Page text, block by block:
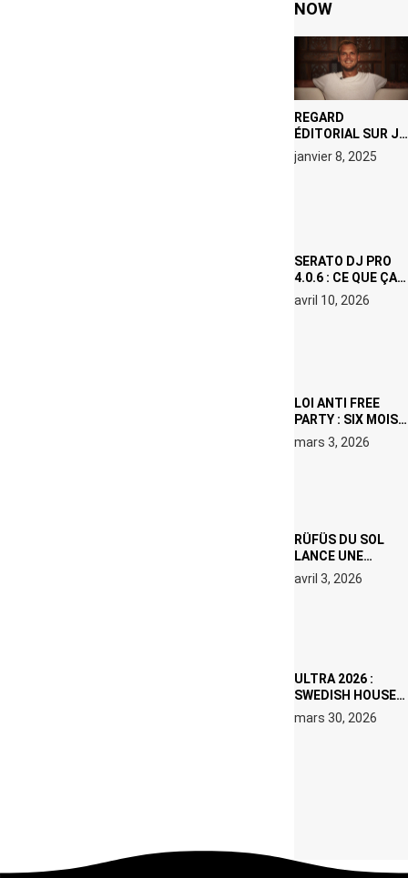
NOW
REGARD
ÉDITORIAL SUR JE
M’APPELLE TIM
(NETFLIX) : AVICII,
janvier 8, 2025
SERATO DJ PRO
4.0.6 : CE QUE ÇA
CHANGE, MÊME SI
VOUS N’ÊTES NI
avril 10, 2026
LOI ANTI FREE
PARTY : SIX MOIS
DE PRISON ET 5
000 € D’AMENDE
mars 3, 2026
RÜFÜS DU SOL
LANCE UNE
RÉSIDENCE DJ
SET DE QUATRE
avril 3, 2026
ULTRA 2026 :
SWEDISH HOUSE
MAFIA RETROUVE
ERIC PRYDZ DANS
mars 30, 2026